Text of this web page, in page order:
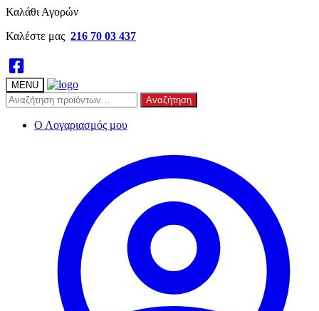
Skip
navigation
Skip
content
Καλάθι Αγορών
Καλέστε μας 216 70 03 437
MENU
Αναζήτηση
για:
Αναζήτηση
Ο Λογαριασμός μου